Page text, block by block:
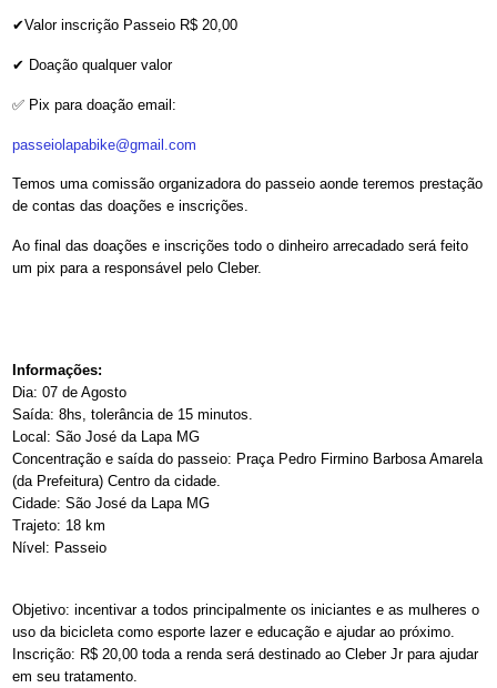
✔Valor inscrição Passeio R$ 20,00
✔ Doação qualquer valor
✅ Pix para doação email:
passeiolapabike@gmail.com
Temos uma comissão organizadora do passeio aonde teremos prestação
de contas das doações e inscrições.
Ao final das doações e inscrições todo o dinheiro arrecadado será feito
um pix para a responsável pelo Cleber.
Informações:
Dia: 07 de Agosto
Saída: 8hs, tolerância de 15 minutos.
Local: São José da Lapa MG
Concentração e saída do passeio: Praça Pedro Firmino Barbosa Amarela
(da Prefeitura) Centro da cidade.
Cidade: São José da Lapa MG
Trajeto: 18 km
Nível: Passeio
Objetivo: incentivar a todos principalmente os iniciantes e as mulheres o
uso da bicicleta como esporte lazer e educação e ajudar ao próximo.
Inscrição: R$ 20,00 toda a renda será destinado ao Cleber Jr para ajudar
em seu tratamento.